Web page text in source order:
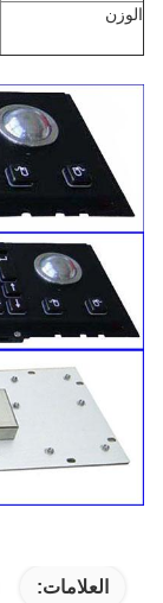
الوزن
العلامات: